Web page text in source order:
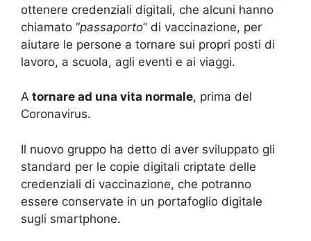
ottenere credenziali digitali, che alcuni hanno
chiamato “passaporto” di vaccinazione, per
aiutare le persone a tornare sui propri posti di
lavoro, a scuola, agli eventi e ai viaggi.
A tornare ad una vita normale, prima del
Coronavirus.
Il nuovo gruppo ha detto di aver sviluppato gli
standard per le copie digitali criptate delle
credenziali di vaccinazione, che potranno
essere conservate in un portafoglio digitale
sugli smartphone.